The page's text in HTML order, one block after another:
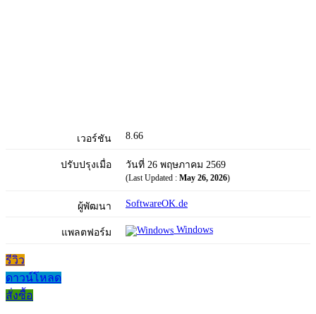
เวอร์ชัน 8.66
ปรับปรุงเมื่อ วันที่ 26 พฤษภาคม 2569
(Last Updated : May 26, 2026)
ผู้พัฒนา SoftwareOK.de
แพลตฟอร์ม Windows
รีวิว
ดาวน์โหลด
สั่งซื้อ